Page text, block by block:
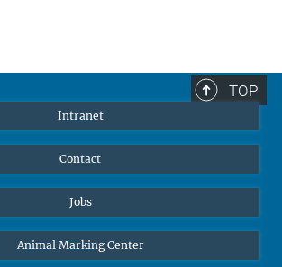
TOP
Intranet
Contact
Jobs
Animal Marking Center